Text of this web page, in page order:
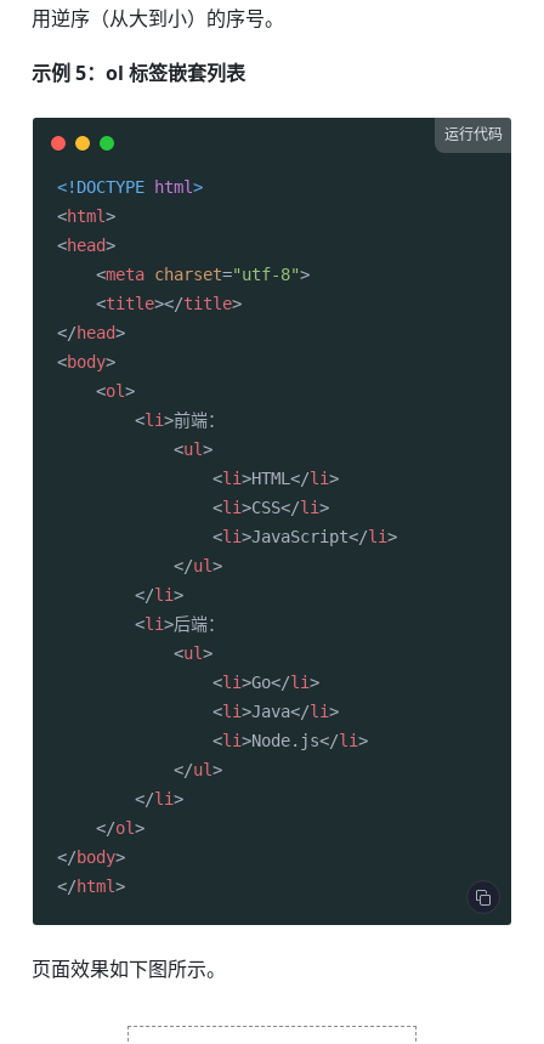
用逆序（从大到小）的序号。
示例 5：ol 标签嵌套列表
运行代码
<!DOCTYPE html>
<html>
<head>
<meta charset="utf-8">
<title></title>
</head>
<body>
<ol>
<li>前端：
<ul>
<li>HTML </li>
<li>CSS</li>
<li>JavaScript</li>
</ul>
</li>
<li>后端：
<ul>
<li>Go</li>
<li>Java</li>
<li>Node.js</li>
</ul>
</li>
</ol>
</body>
</html>
页面效果如下图所示。